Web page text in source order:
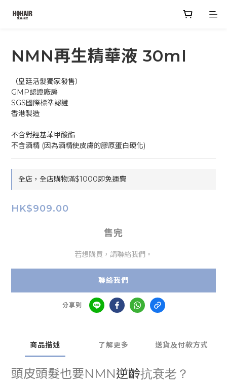
NMN再生精華液 30ml
（皇廷活髮獨家發售）
GMP認證廠房
SGS國際標準認證
香港製造
不含對羥基苯甲酸酯
不含酒精 (因為酒精使皮膚的膠原蛋白硬化)
全店，全店購物滿$1000即免運費
HK$909.00
售完
若想購買，請聯絡我們。
聯絡我們
分享到
商品描述 了解更多 送貨及付款方式
頭皮頭髮也要NMN逆齡抗衰老？